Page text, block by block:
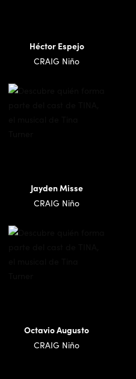
Héctor Espejo
CRAIG Niño
Jayden Misse
CRAIG Niño
Octavio Augusto
CRAIG Niño